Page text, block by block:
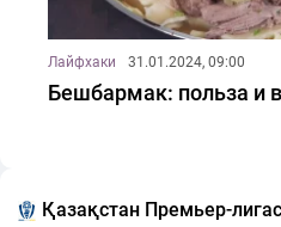
Лайфхаки 31.01.2024, 09:00
Бешбармак: польза и
Қазақстан Премьер-